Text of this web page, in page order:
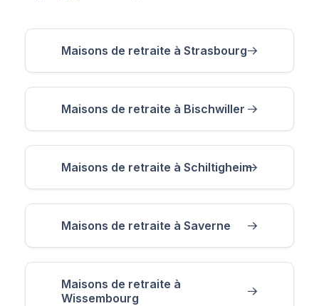
Maisons de retraite à Strasbourg
Maisons de retraite à Bischwiller
Maisons de retraite à Schiltigheim
Maisons de retraite à Saverne
Maisons de retraite à
Wissembourg